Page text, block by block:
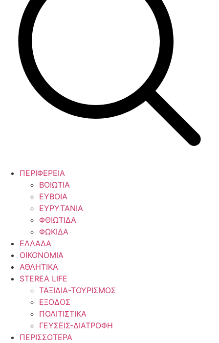
ΠΕΡΙΦΕΡΕΙΑ
ΒΟΙΩΤΙΑ
ΕΥΒΟΙΑ
ΕΥΡΥΤΑΝΙΑ
ΦΘΙΩΤΙΔΑ
ΦΩΚΙΔΑ
ΕΛΛΑΔΑ
ΟΙΚΟΝΟΜΙΑ
ΑΘΛΗΤΙΚΑ
STEREA LIFE
ΤΑΞΙΔΙΑ-ΤΟΥΡΙΣΜΟΣ
ΕΞΟΔΟΣ
ΠΟΛΙΤΙΣΤΙΚΑ
ΓΕΥΣΕΙΣ-ΔΙΑΤΡΟΦΗ
ΠΕΡΙΣΣΟΤΕΡΑ